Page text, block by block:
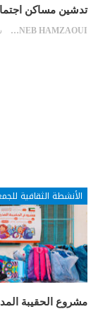
تدشين مساكن
ZAYNEB HAMZAOUI